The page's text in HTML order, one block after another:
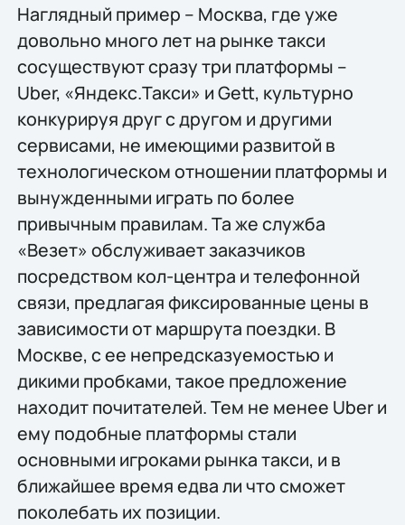
Наглядный пример – Москва, где уже
довольно много лет на рынке такси
сосуществуют сразу три платформы –
Uber, «Яндекс.Такси» и Gett, культурно
конкурируя друг с другом и другими
сервисами, не имеющими развитой в
технологическом отношении платформы и
вынужденными играть по более
привычным правилам. Та же служба
«Везет» обслуживает заказчиков
посредством кол-центра и телефонной
связи, предлагая фиксированные цены в
зависимости от маршрута поездки. В
Москве, с ее непредсказуемостью и
дикими пробками, такое предложение
находит почитателей. Тем не менее Uber и
ему подобные платформы стали
основными игроками рынка такси, и в
ближайшее время едва ли что сможет
поколебать их позиции.